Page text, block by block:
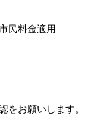
民料金適用
をお願いします。